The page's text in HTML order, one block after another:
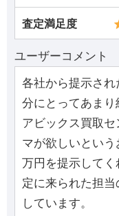
査定満足度
ユーザーコメント
各社から提示され
分にとってあまり
アビックス買取
マが欲しいとい
万円を提示して
定に来られた担
しています。